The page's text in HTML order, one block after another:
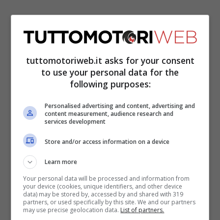
Mercedes, Toto Wolff
svela una verità
sorprendente
tuttomotoriweb.it asks for your consent
to use your personal data for the
following purposes:
Personalised advertising and content, advertising and
content measurement, audience research and
services development
Store and/or access information on a device
Learn more
Your personal data will be processed and information from
your device (cookies, unique identifiers, and other device
data) may be stored by, accessed by and shared with 319
partners, or used specifically by this site. We and our partners
may use precise geolocation data. List of partners.